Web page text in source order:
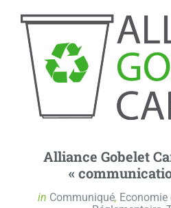
Alliance Gobelet
«
in Communiqué,